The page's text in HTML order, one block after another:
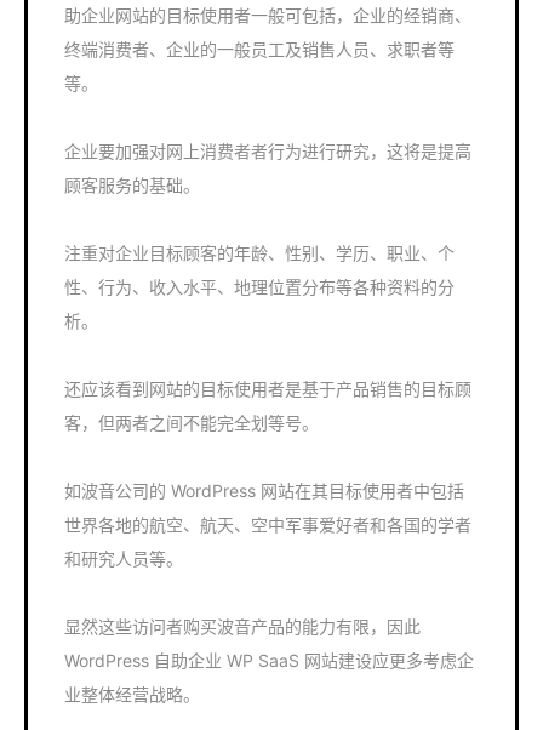
助企业网站的目标使用者一般可包括，企业的经销商、
终端消费者、企业的一般员工及销售人员、求职者等
等。
企业要加强对网上消费者者行为进行研究，这将是提高
顾客服务的基础。
注重对企业目标顾客的年龄、性别、学历、职业、个
性、行为、收入水平、地理位置分布等各种资料的分
析。
还应该看到网站的目标使用者是基于产品销售的目标顾
客，但两者之间不能完全划等号。
如波音公司的 WordPress 网站在其目标使用者中包括
世界各地的航空、航天、空中军事爱好者和各国的学者
和研究人员等。
显然这些访问者购买波音产品的能力有限，因此
WordPress 自助企业 WP SaaS 网站建设应更多考虑企
业整体经营战略。